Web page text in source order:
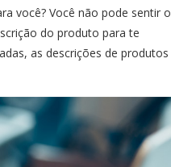
você? Você não pode sentir o
do produto para te
as descrições de produtos